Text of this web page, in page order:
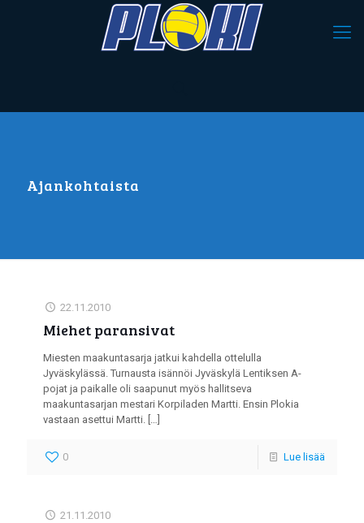
Ajankohtaista
22.11.2010
Miehet paransivat
Miesten maakuntasarja jatkui kahdella ottelulla
Jyväskylässä. Turnausta isännöi Jyväskylä Lentiksen A-
pojat ja paikalle oli saapunut myös hallitseva
maakuntasarjan mestari Korpiladen Martti. Ensin Plokia
vastaan asettui Martti. […]
0 Lue lisää
21.11.2010